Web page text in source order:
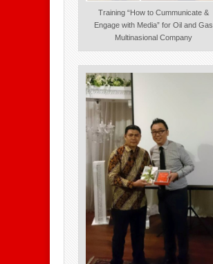
Training “How to Cummunicate &
Engage with Media” for Oil and Gas
Multinasional Company